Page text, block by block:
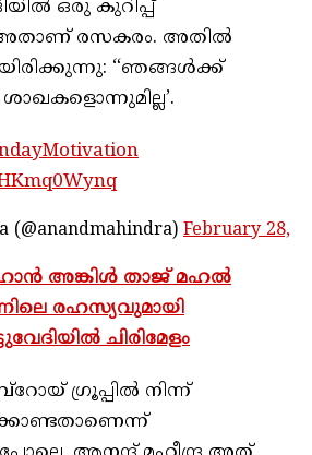
ഒരു കുറിപ്പ്
അതാണ് രസകരം. അതിൽ
“ഞങ്ങൾക്ക്
(@anandmahindra) February 28,
അങ്കിൾ താജ്‌ മഹൽ
രഹസ്യവുമായി
ചിരിമേളം
ഗ്രൂപ്പിൽ നിന്ന്